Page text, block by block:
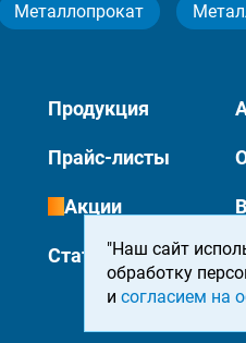
Металлопрокат
Продукция
Прайс-листы
Акции
Статьи "Наш сайт
обработку
и согласием на